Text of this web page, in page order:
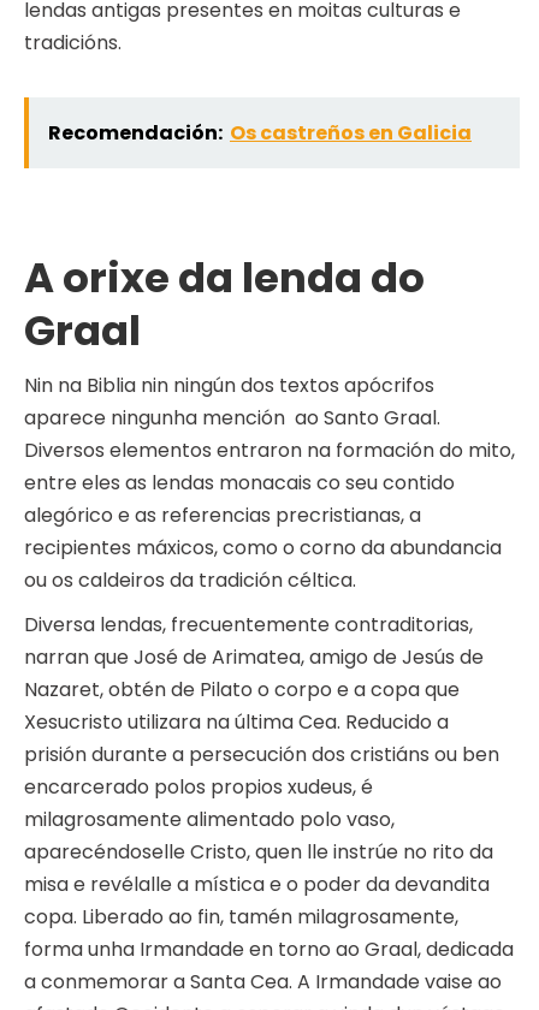
lendas antigas presentes en moitas culturas e
tradicións.
Recomendación: Os castreños en Galicia
A orixe da lenda do
Graal
Nin na Biblia nin ningún dos textos apócrifos
aparece ningunha mención ao Santo Graal.
Diversos elementos entraron na formación do mito,
entre eles as lendas monacais co seu contido
alegórico e as referencias precristianas, a
recipientes máxicos, como o corno da abundancia
ou os caldeiros da tradición céltica.
Diversa lendas, frecuentemente contraditorias,
narran que José de Arimatea, amigo de Jesús de
Nazaret, obtén de Pilato o corpo e a copa que
Xesucristo utilizara na última Cea. Reducido a
prisión durante a persecución dos cristiáns ou ben
encarcerado polos propios xudeus, é
milagrosamente alimentado polo vaso,
aparecéndoselle Cristo, quen lle instrúe no rito da
misa e revélalle a mística e o poder da devandita
copa. Liberado ao fin, tamén milagrosamente,
forma unha Irmandade en torno ao Graal, dedicada
a conmemorar a Santa Cea. A Irmandade vaise ao